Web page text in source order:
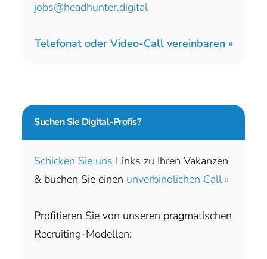
jobs@headhunter.digital
Telefonat oder Video-Call vereinbaren »
Suchen Sie Digital-Profis?
Schicken Sie uns Links zu Ihren Vakanzen
& buchen Sie einen unverbindlichen Call »
Profitieren Sie von unseren pragmatischen
Recruiting-Modellen: